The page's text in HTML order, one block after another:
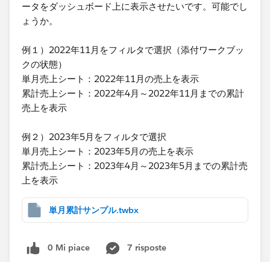
ータをダッシュボード上に表示させたいです。可能でし
ょうか。
例１）2022年11月をフィルタで選択（添付ワークブッ
クの状態）
単月売上シート：2022年11月の売上を表示
累計売上シート：2022年4月～2022年11月までの累計
売上を表示
例２）2023年5月をフィルタで選択
単月売上シート：2023年5月の売上を表示
累計売上シート：2023年4月～2023年5月までの累計売
上を表示
単月累計サンプル.twbx
0 Mi piace
7 risposte